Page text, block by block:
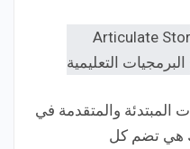
المبتدئة والمتقدمة في
هي تضم كل